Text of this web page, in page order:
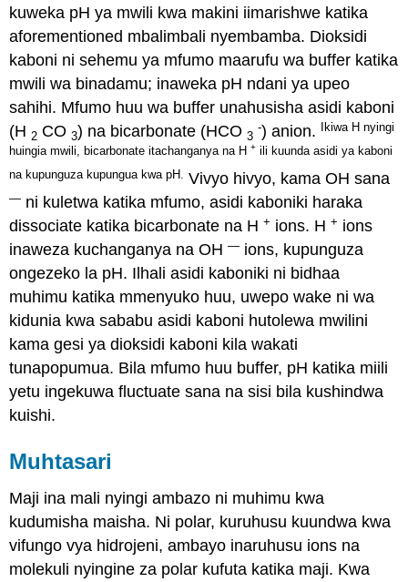
kuweka pH ya mwili kwa makini iimarishwe katika
aforementioned mbalimbali nyembamba. Dioksidi
kaboni ni sehemu ya mfumo maarufu wa buffer katika
mwili wa binadamu; inaweka pH ndani ya upeo
sahihi. Mfumo huu wa buffer unahusisha asidi kaboni
(H 2 CO3) na bicarbonate (HCO3
-) anion.
Ikiwa H nyingi
huingia mwili, bicarbonate itachanganya na H+ ili kuunda asidi ya kaboni
na kupunguza kupungua kwa pH.
Vivyo hivyo, kama OH sana
— ni kuletwa katika mfumo, asidi kaboniki haraka
dissociate katika bicarbonate na H+ ions. H+ ions
inaweza kuchanganya na OH— ions, kupunguza
ongezeko la pH. Ilhali asidi kaboniki ni bidhaa
muhimu katika mmenyuko huu, uwepo wake ni wa
kidunia kwa sababu asidi kaboni hutolewa mwilini
kama gesi ya dioksidi kaboni kila wakati
tunapopumua. Bila mfumo huu buffer, pH katika miili
yetu ingekuwa fluctuate sana na sisi bila kushindwa
kuishi.
Muhtasari
Maji ina mali nyingi ambazo ni muhimu kwa
kudumisha maisha. Ni polar, kuruhusu kuundwa kwa
vifungo vya hidrojeni, ambayo inaruhusu ions na
molekuli nyingine za polar kufuta katika maji. Kwa